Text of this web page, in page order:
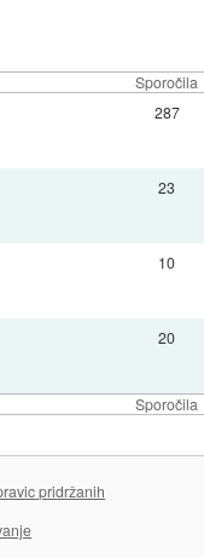
Sporočila
Sporočila
287
23
10
20
pridržanih